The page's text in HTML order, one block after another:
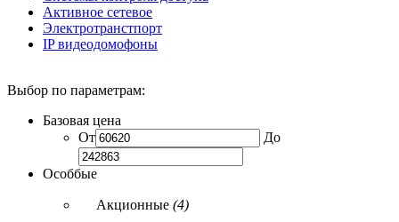
Активное сетевое
Электротранстпорт
IP видеодомофоны
Выбор по параметрам:
Базовая цена
От
До
Особбые
Акционные (4)